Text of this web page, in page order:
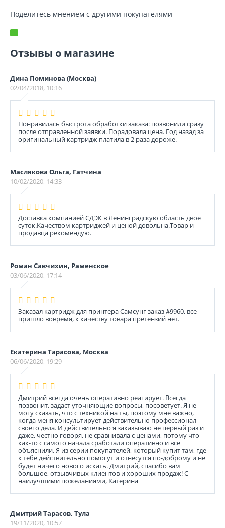
Поделитесь мнением с другими покупателями
Отзывы о магазине
Дина Поминова (Москва)
02/04/2018, 10:16
Понравилась быстрота обработки заказа: позвонили сразу
после отправленной заявки. Порадовала цена. Год назад за
оригинальный картридж платила в 2 раза дороже.
Маслякова Ольга, Гатчина
10/02/2020, 14:33
Доставка компанией СДЭК в Ленинградскую область двое
суток.Качеством картриджей и ценой довольна.Товар и
продавца рекомендую.
Роман Савчихин, Раменское
03/06/2020, 17:14
Заказал картридж для принтера Самсунг заказ #9960, все
пришло вовремя, к качеству товара претензий нет.
Екатерина Тарасова, Москва
06/06/2020, 19:29
Дмитрий всегда очень оперативно реагирует. Всегда
позвонит, задаст уточняющие вопросы, посоветует. Я не
могу сказать, что с техникой на ты, поэтому мне важно,
когда меня консультирует действительно профессионал
своего дела. И действительно я заказываю не первый раз и
даже, честно говоря, не сравнивала с ценами, потому что
как-то с самого начала сработали оперативно и все
объяснили. Я из серии покупателей, который купит там, где
к тебе действительно помогут и отнесутся по-доброму и не
будет ничего нового искать. Дмитрий, спасибо вам
большое, отзывчивых клиентов и хороших продаж! С
наилучшими пожеланиями, Катерина
Дмитрий Тарасов, Тула
19/11/2020, 10:57